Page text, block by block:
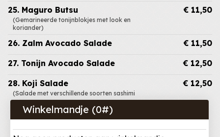
25. Maguro Butsu
(Gemarineerde tonijnblokjes met look en
koriander)
€ 11,50
26. Zalm Avocado Salade € 11,50
27. Tonijn Avocado Salade € 12,50
28. Koji Salade
(Salade met verschillende soorten sashimi
€ 12,50
Winkelmandje (0#)